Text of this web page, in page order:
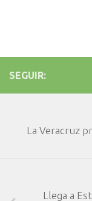
SEGUIR:
La Veracruz
Llega a